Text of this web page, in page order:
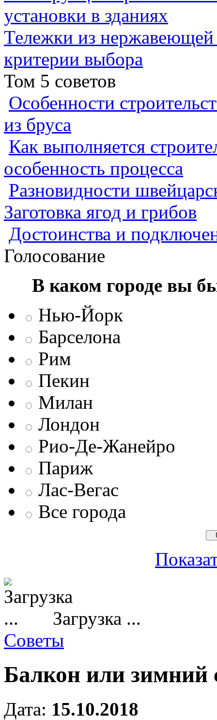
установки в зданиях
Тележки из
критерии выбора
Том 5 советов
Особенности
из бруса
Как выполняется
особенность процесса
Разновидности
Заготовка ягод и грибов
Достоинства и
Голосование
В каком городе вы
Нью-Йорк
Барселона
Рим
Пекин
Милан
Лондон
Рио-Де-Жанейро
Париж
Лас-Вегас
Все города
Загрузка ...
Советы
Балкон или зимний
Дата: 15.10.2018